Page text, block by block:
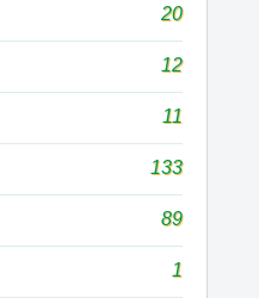
20
12
11
133
89
1